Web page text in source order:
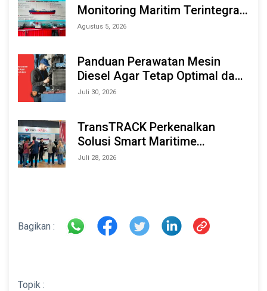
Monitoring Maritim Terintegrasi
Berbasis AI & IoT di Indonesia
Agustus 5, 2026
Panduan Perawatan Mesin
Diesel Agar Tetap Optimal dan
Tahan Lama
Juli 30, 2026
TransTRACK Perkenalkan
Solusi Smart Maritime
Monitoring Berbasis AI dan IoT
Juli 28, 2026
Bagikan :
Topik :